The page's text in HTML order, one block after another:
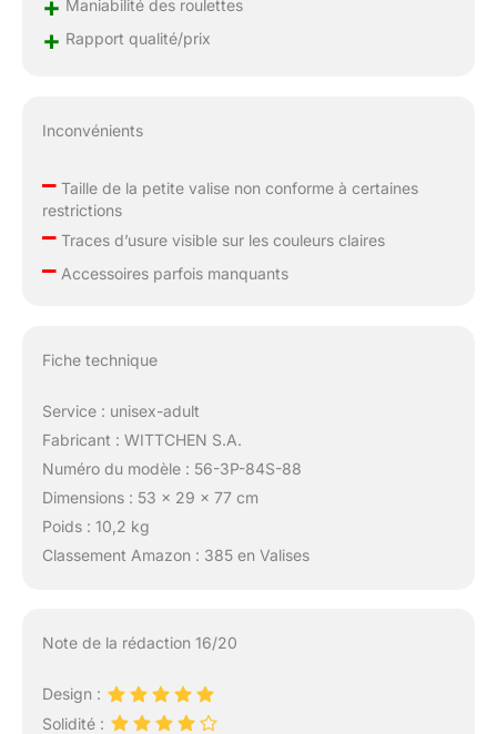
+ Maniabilité des roulettes
+ Rapport qualité/prix
Inconvénients
–Taille de la petite valise non conforme à certaines
restrictions
–Traces d’usure visible sur les couleurs claires
–Accessoires parfois manquants
Fiche technique
Service : unisex-adult
Fabricant : WITTCHEN S.A.
Numéro du modèle : 56-3P-84S-88
Dimensions : 53 x 29 x 77 cm
Poids : 10,2 kg
Classement Amazon : 385 en Valises
Note de la rédaction 16/20
Design :
Solidité :